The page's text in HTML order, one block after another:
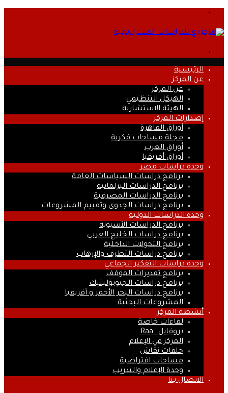
الرئيسية
عن المركز
عن المركز
الهيكل التنظيمي
الهيئة الاستشارية
إصدارات المركز
أوراق القاهرة
مجلة مساحات فكرية
أوراق العرب
أوراق أفريقيا
وحدة دراسات مصر
برنامج دراسات السياسات العامة
برنامج الدراسات البرلمانية
برنامج الدراسات المصرفية
برنامج دراسات الجدوى وتقييم المشروعات
وحدة الدراسات الدولية
برنامج الدراسات الآسيوية
برنامج دراسات الخليج العربي
برنامج التحولات الداخلية
برنامج دراسات التطرف والإرهاب
وحدة دراسات التفكير الجماعي
برنامج تقديرات الموقف
برنامج دراسات الجيوبوليتيك
برنامج دراسات البحر الأحمر و أفريقيا
المشروعات البحثية
أنشطة المركز
لقاءات خاصة
بروفايل ـ Raa
المركز في الإعلام
حلقات نقاش
مساحات افتراضية
وحدة الإعلام والتدريب
الاتصال بنا